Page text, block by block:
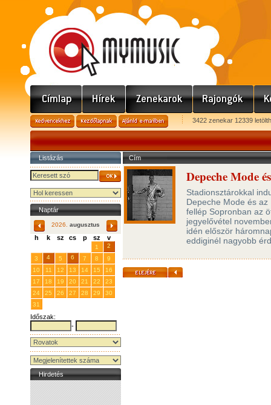
3422 zenekar 12339
Listázás
Naptár
2026. augusztus
h k sz cs p sz v
1
2
3
4 5 6 7 8
9
10
11 12 13 14 15
16
17
18 19 20 21 22
23
24
25 26 27 28 29
30
31
Időszak:
-
Hirdetés
Cím
Depeche Mode
Stadionsztárokkal
Depeche Mode és
fellép Sopronban az
jegyelővétel
idén először
eddiginél nagyobb